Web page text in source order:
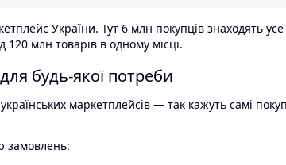
України. Тут 6 млн покупців знаходять
120 млн товарів в одному місці.
будь-якої потреби
маркетплейсів — так кажуть самі
замовлень: